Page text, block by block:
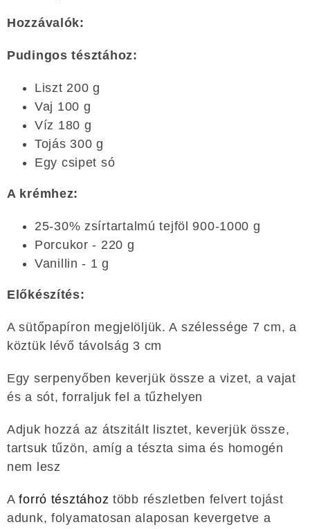
Hozzávalók:
Pudingos tésztához:
Liszt 200 g
Vaj 100 g
Víz 180 g
Tojás 300 g
Egy csipet só
A krémhez:
25-30% zsírtartalmú tejföl 900-1000 g
Porcukor - 220 g
Vanillin - 1 g
Előkészítés:
A sütőpapíron megjelöljük. A szélessége 7 cm, a
köztük lévő távolság 3 cm
Egy serpenyőben keverjük össze a vizet, a vajat
és a sót, forraljuk fel a tűzhelyen
Adjuk hozzá az átszitált lisztet, keverjük össze,
tartsuk tűzön, amíg a tészta sima és homogén
nem lesz
Aforró tésztához több részletben felvert tojást
adunk, folyamatosan alaposan kevergetve a